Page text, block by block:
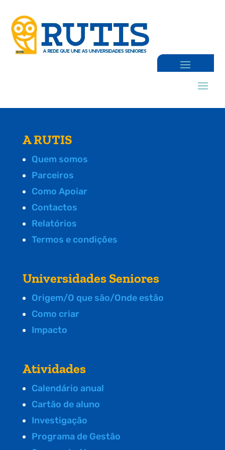
A RUTIS
Quem somos
Parceiros
Como Apoiar
Contactos
Relatórios
Termos e condições
Universidades Seniores
Origem/O que são/Onde estão
Como criar
Impacto
Atividades
Calendário anual
Cartão de aluno
Investigação
Programa de Gestão